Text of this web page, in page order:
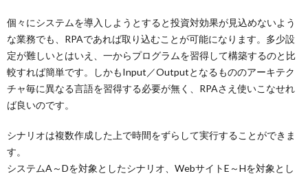
個々にシステムを導入しようとすると投資対効果が見込めないよう
な業務でも、RPAであれば取り込むことが可能になります。多少設
定が難しいとはいえ、一からプログラムを習得して構築するのと比
較すれば簡単です。しかもInput／Outputとなるもののアーキテク
チャ毎に異なる言語を習得する必要が無く、RPAさえ使いこなせれ
ば良いのです。
シナリオは複数作成した上で時間をずらして実行することができま
す。
システムA～Dを対象としたシナリオ、WebサイトE～Hを対象とし